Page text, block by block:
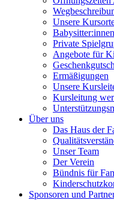
Unsere
Babysitter:innen
Private
Angebote für
Ermäßigungen
Unsere
Kursleitung
Über uns
Das Haus der
Unser Team
Der Verein
Bündnis für
Sponsoren und